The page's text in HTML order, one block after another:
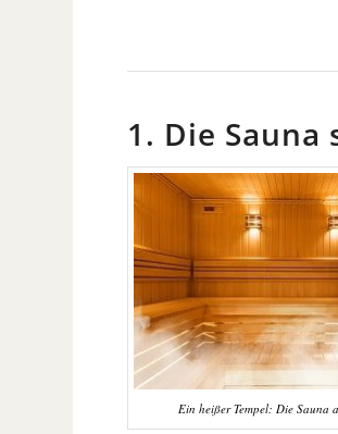
1. Die
Ein heißer Tempel: Die Sauna